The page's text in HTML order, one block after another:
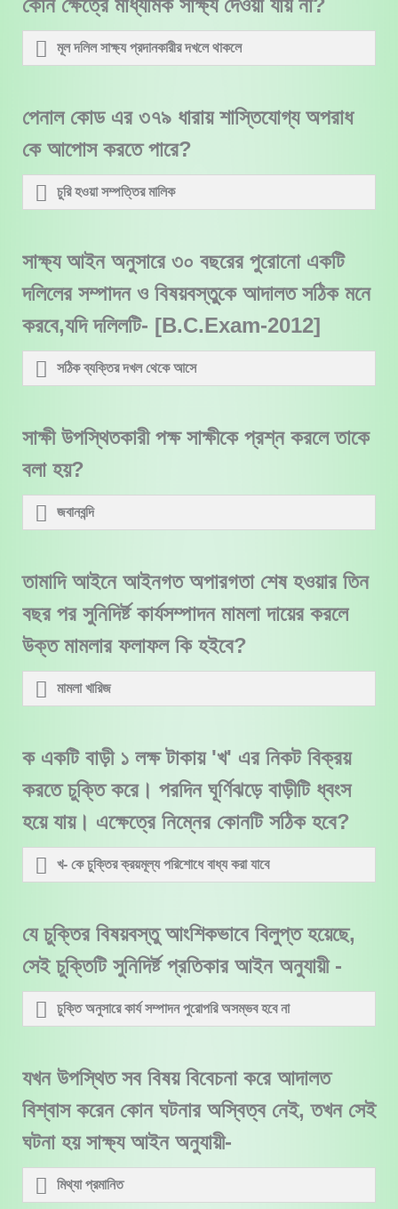
কোন ক্ষেত্রে মাধ্যমিক সাক্ষ্য দেওয়া যায় না?
মূল দলিল সাক্ষ্য প্রদানকারীর দখলে থাকলে
পেনাল কোড এর ৩৭৯ ধারায় শাস্তিযোগ্য অপরাধ
কে আপোস করতে পারে?
চুরি হওয়া সম্পত্তির মালিক
সাক্ষ্য আইন অনুসারে ৩০ বছরের পুরোনো একটি
দলিলের সম্পাদন ও বিষয়বস্তুুকে আদালত সঠিক মনে
করবে,যদি দলিলটি- [B.C.Exam-2012]
সঠিক ব্যক্তির দখল থেকে আসে
সাক্ষী উপস্থিতকারী পক্ষ সাক্ষীকে প্রশ্ন করলে তাকে
বলা হয়?
জবানবন্দি
তামাদি আইনে আইনগত অপারগতা শেষ হওয়ার তিন
বছর পর সুনিদির্ষ্ট কার্যসম্পাদন মামলা দায়ের করলে
উক্ত মামলার ফলাফল কি হইবে?
মামলা খারিজ
ক একটি বাড়ী ১ লক্ষ টাকায় 'খ' এর নিকট বিক্রয়
করতে চুক্তি করে। পরদিন ঘূর্ণিঝড়ে বাড়ীটি ধ্বংস
হয়ে যায়। এক্ষেত্রে নিম্নের কোনটি সঠিক হবে?
খ- কে চুক্তির ক্রয়মূল্য পরিশোধে বাধ্য করা যাবে
যে চুক্তির বিষয়বস্তু আংশিকভাবে বিলুপ্ত হয়েছে,
সেই চুক্তিটি সুনিদির্ষ্ট প্রতিকার আইন অনুযায়ী -
চুক্তি অনুসারে কার্য সম্পাদন পুরোপরি অসম্ভব হবে না
যখন উপস্থিত সব বিষয় বিবেচনা করে আদালত
বিশ্বাস করেন কোন ঘটনার অস্বিত্ব নেই, তখন সেই
ঘটনা হয় সাক্ষ্য আইন অনুযায়ী-
মিথ্যা প্রমানিত